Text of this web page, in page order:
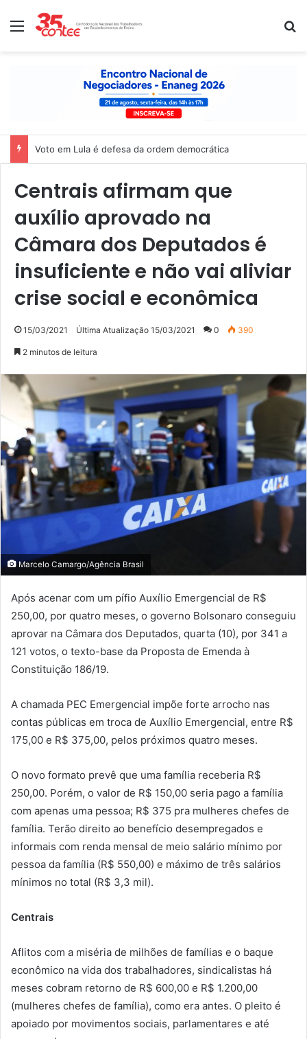
Menu
Voto em Lula é defesa da ordem democrática
Centrais afirmam que
auxílio aprovado na
Câmara dos Deputados é
insuficiente e não vai aliviar
crise social e econômica
15/03/2021 Última Atualização 15/03/2021 0 390
2 minutos de leitura
Marcelo Camargo/Agência Brasil
Após acenar com um pífio Auxílio Emergencial de R$
250,00, por quatro meses, o governo Bolsonaro conseguiu
aprovar na Câmara dos Deputados, quarta (10), por 341 a
121 votos, o texto-base da Proposta de Emenda à
Constituição 186/19.
A chamada PEC Emergencial impõe forte arrocho nas
contas públicas em troca de Auxílio Emergencial, entre R$
175,00 e R$ 375,00, pelos próximos quatro meses.
O novo formato prevê que uma família receberia R$
250,00. Porém, o valor de R$ 150,00 seria pago a família
com apenas uma pessoa; R$ 375 pra mulheres chefes de
família. Terão direito ao benefício desempregados e
informais com renda mensal de meio salário mínimo por
pessoa da família (R$ 550,00) e máximo de três salários
mínimos no total (R$ 3,3 mil).
Centrais
Aflitos com a miséria de milhões de famílias e o baque
econômico na vida dos trabalhadores, sindicalistas há
meses cobram retorno de R$ 600,00 e R$ 1.200,00
(mulheres chefes de família), como era antes. O pleito é
apoiado por movimentos sociais, parlamentares e até